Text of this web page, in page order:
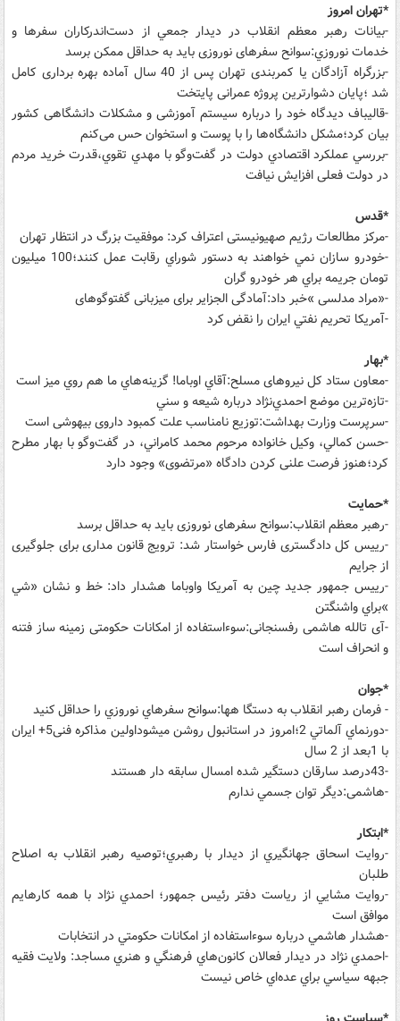
*تهران امروز
-بیانات رهبر معظم انقلاب در ديدار جمعي از دست‌اندركاران سفرها و
خدمات نوروزي:سوانح سفرهای نوروزی باید به حداقل ممکن برسد
-بزرگراه آزادگان یا کمربندی تهران پس از 40 سال آماده بهره برداری کامل
شد ؛پایان دشوارترین پروژه عمرانی پایتخت
-قالیباف دیدگاه خود را درباره سیستم آموزشی و مشکلات دانشگاهی کشور
بیان کرد؛مشکل دانشگاه‌ها را با پوست و استخوان حس می‌کنم
-بررسي عملكرد اقتصادي دولت در گفت‌وگو با مهدي تقوي،قدرت خرید مردم
در دولت فعلی افزایش نیافت
*قدس
-مرکز مطالعات رژیم صهیونیستی اعتراف کرد: موفقیت بزرگ در انتظار تهران
-خودرو سازان نمي خواهند به دستور شوراي رقابت عمل كنند؛100 ميليون
تومان جريمه براي هر خودرو گران
-«مراد مدلسی »خبر داد:آمادگی الجزایر برای میزبانی گفتوگوهای
-آمريكا تحريم نفتي ايران را نقض كرد
*بهار
-معاون ستاد کل نیروهای مسلح:آقاي اوباما! گزينه‌هاي ما هم روي ميز است
-تازه‌ترين موضع احمدي‌نژاد درباره شيعه و سني
-سرپرست وزارت بهداشت:توزیع نامناسب علت کمبود داروی بیهوشی است
-حسن كمالي، وكيل خانواده مرحوم محمد كامراني، در گفت‌و‌گو با بهار مطرح
کرد؛هنوز فرصت علنی کردن دادگاه «مرتضوی» وجود دارد
*حمایت
-رهبر معظم انقلاب:سوانح سفرهای نوروزی باید به حداقل برسد
-رییس کل دادگستری فارس خواستار شد: ترویج قانون مداری برای جلوگیری
از جرایم
-ریيس جمهور جديد چين به آمريكا واوباما هشدار داد: خط و نشان «شي
»براي واشنگتن
-آی تالله هاشمی رفسنجانی:سوءاستفاده از امکانات حکومتی زمینه ساز فتنه
و انحراف است
*جوان
- فرمان رهبر انقلاب به دستگا هها:سوانح سفرهاي نوروزي را حداقل كنيد
-دورنماي آلماتي 2؛امروز در استانبول روشن ميشوداولين مذاكره فنی5+ ايران
با 1بعد از 2 سال
-43درصد سارقان دستگير شده امسال سابقه دار هستند
-هاشمی:ديگر توان جسمي ندارم
*ابتکار
-روايت اسحاق جهانگيري از ديدار با رهبري؛توصيه رهبر انقلاب به اصلاح
طلبان
-روايت مشايي از رياست دفتر رئيس جمهور؛ احمدي نژاد با همه کارهايم
موافق است
-هشدار هاشمي درباره سوءاستفاده از امکانات حکومتي در انتخابات
-احمدي نژاد در ديدار فعالان کانون‌هاي فرهنگي و هنري مساجد: ولايت فقيه
جبهه سياسي براي عده‌اي خاص نيست